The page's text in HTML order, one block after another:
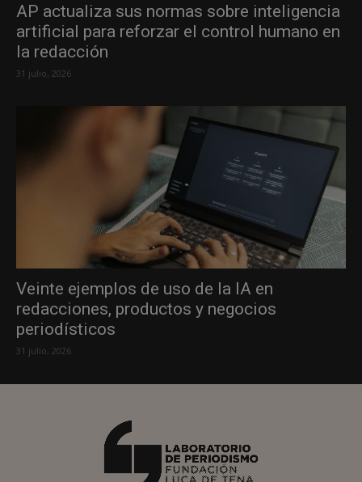
AP actualiza sus normas sobre inteligencia
artificial para reforzar el control humano en
la redacción
31 julio, 2026
Veinte ejemplos de uso de la IA en
redacciones, productos y negocios
periodísticos
31 julio, 2026